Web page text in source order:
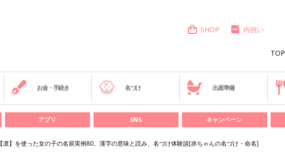
TOP
SHOP 内祝い
お金・手続き 名づけ 出産準備
アプリ SNS キャンペーン
【凛】を使った女の子の名前実例80、漢字の意味と読み、名づけ体験談[赤ちゃんの名づけ・命名]